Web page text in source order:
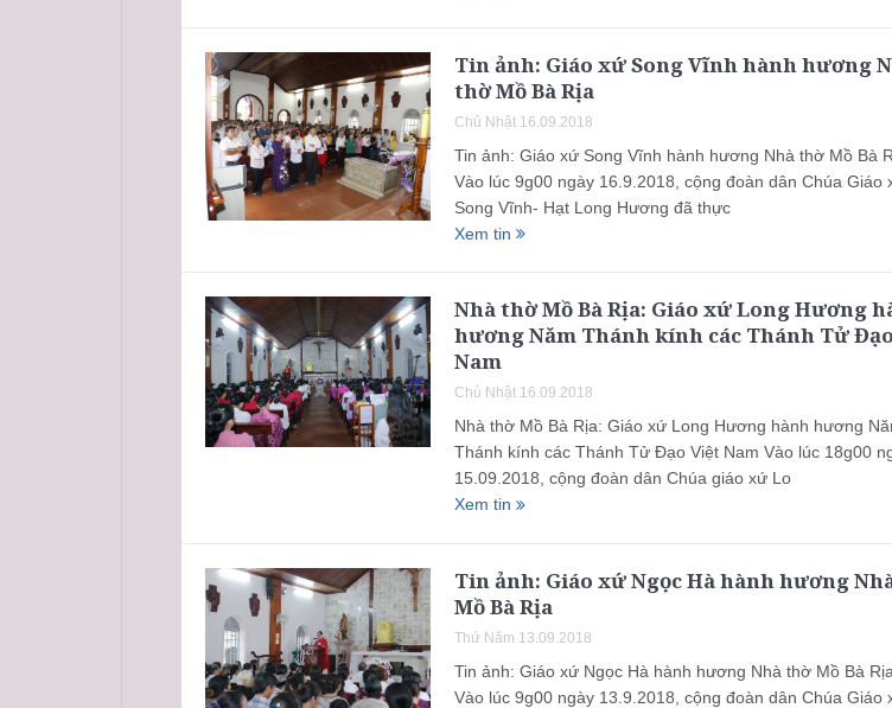
Tin ảnh: Giáo xứ Song Vĩnh hành hương
thờ Mồ Bà Rịa
Chủ Nhật 16.09.2018
Tin ảnh: Giáo xứ Song Vĩnh hành hương Nhà thờ Mồ Bà
Vào lúc 9g00 ngày 16.9.2018, cộng đoàn dân Chúa Giáo
Song Vĩnh- Hạt Long Hương đã thực
Xem tin
Nhà thờ Mồ Bà Rịa: Giáo xứ Long Hương
hương Năm Thánh kính các Thánh Tử
Nam
Chủ Nhật 16.09.2018
Nhà thờ Mồ Bà Rịa: Giáo xứ Long Hương hành hương
Thánh kính các Thánh Tử Đạo Việt Nam Vào lúc 18g00
15.09.2018, cộng đoàn dân Chúa giáo xứ Lo
Xem tin
Tin ảnh: Giáo xứ Ngọc Hà hành hương
Mồ Bà Rịa
Thứ Năm 13.09.2018
Tin ảnh: Giáo xứ Ngọc Hà hành hương Nhà thờ Mồ Bà
Vào lúc 9g00 ngày 13.9.2018, cộng đoàn dân Chúa Giáo